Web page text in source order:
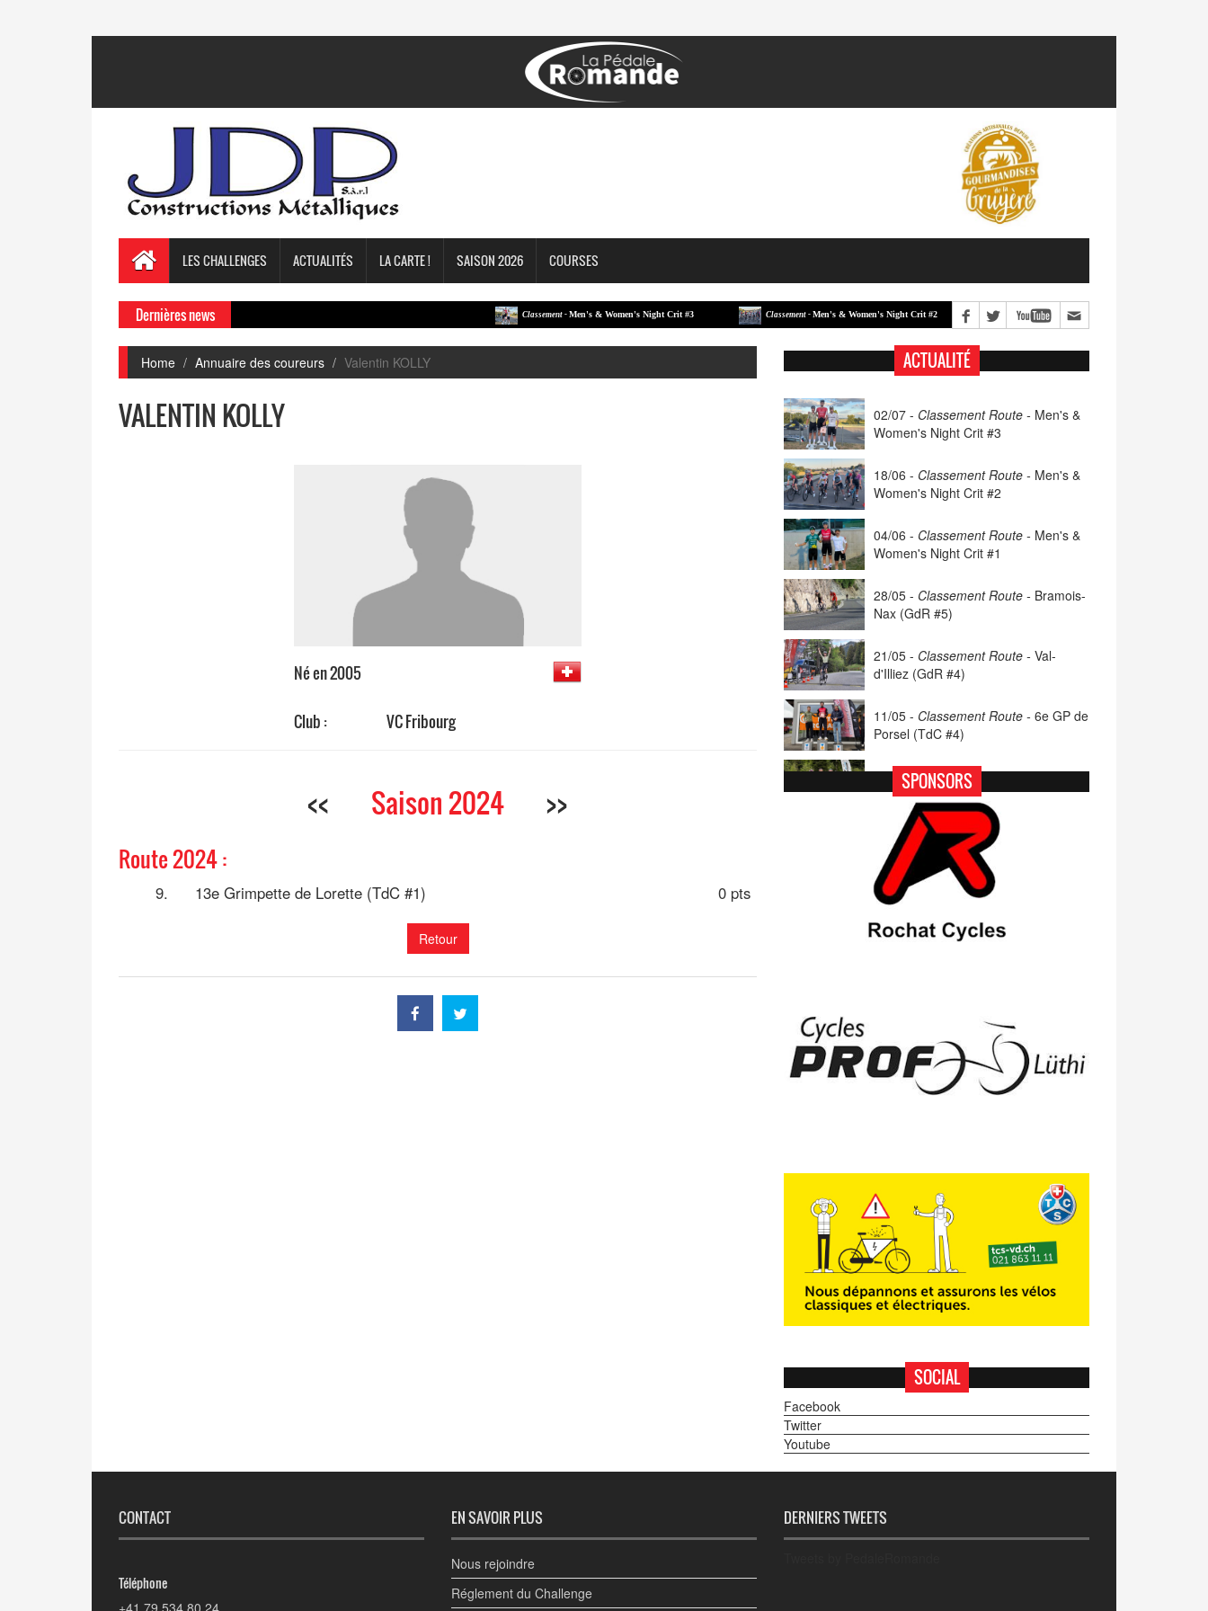
LES CHALLENGES ACTUALITÉS LA CARTE ! SAISON 2026 COURSES
Dernières news Classement -Men's & Women's Night Crit #3 Classement -Men's & Women's Night Crit #2 Classement -Men's & Women's Night Crit #1
Home Annuaire des coureurs Valentin KOLLY
VALENTIN KOLLY
Né en 2005
Club : VC Fribourg
<< Saison 2024 >>
Route 2024 :
9. 13e Grimpette de Lorette (TdC #1) 0 pts
Retour
ACTUALITÉ
02/07 - Classement Route - Men's &
Women's Night Crit #3
18/06 - Classement Route - Men's &
Women's Night Crit #2
04/06 - Classement Route - Men's &
Women's Night Crit #1
28/05 - Classement Route - Bramois-
Nax (GdR #5)
21/05 - Classement Route - Val-
d'Illiez (GdR #4)
11/05 - Classement Route - 6e GP de
Porsel (TdC #4)
07/05 -Classement Route -Blonay-
Les Pléiades (GdR #3)
23/04 - Classement Route -
- Moléson (TdC #3)
14/04 - Photos -Les photos du 5e GP
SPONSORS
SOCIAL
Facebook
Twitter
Youtube
CONTACT
Téléphone
EN SAVOIR PLUS
Nous rejoindre
Réglement du Challenge
DERNIERS TWEETS